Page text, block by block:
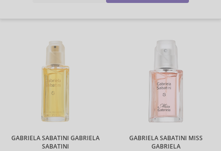
GABRIELA SABATINI GABRIELA
SABATINI
GABRIELA SABATINI MISS
GABRIELA